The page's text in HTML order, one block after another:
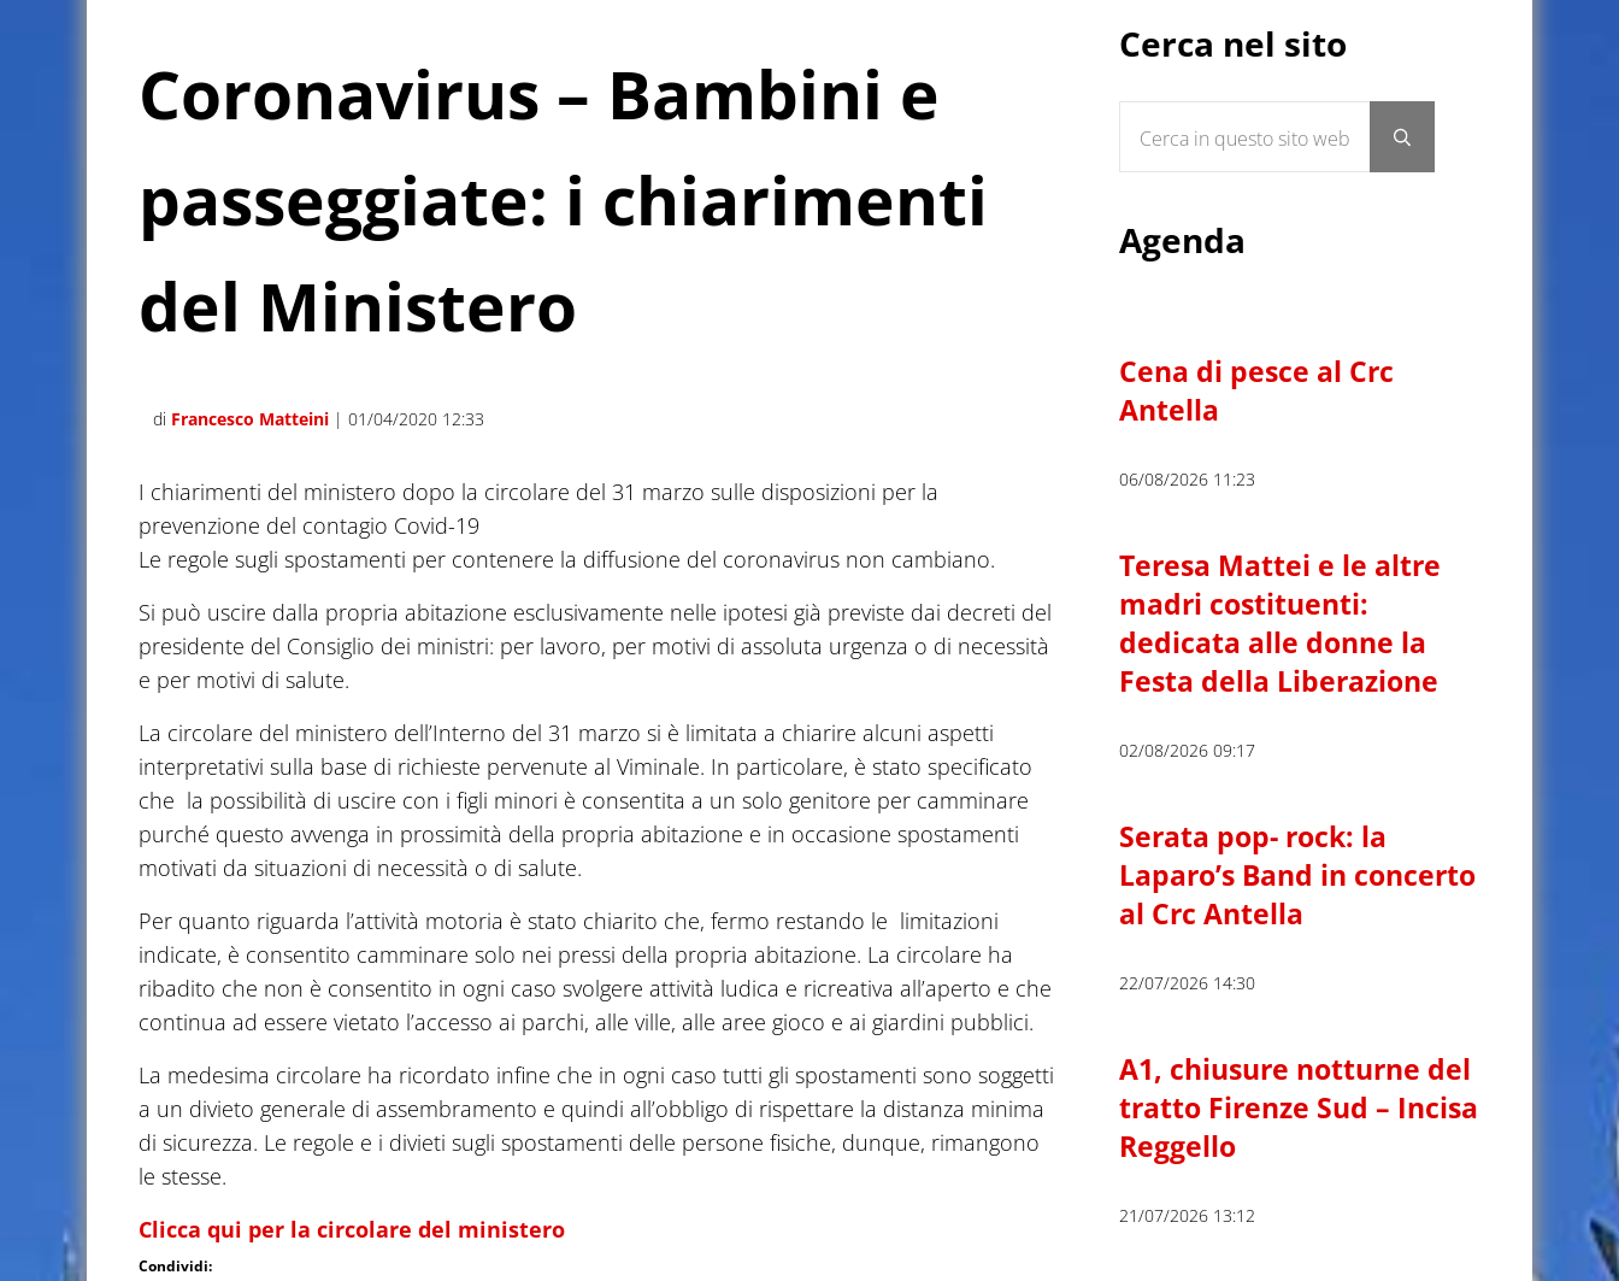
Coronavirus – Bambini e
passeggiate: i chiarimenti
del Ministero
di Francesco Matteini | 01/04/2020 12:33
I chiarimenti del ministero dopo la circolare del 31 marzo sulle disposizioni per la
prevenzione del contagio Covid-19
Le regole sugli spostamenti per contenere la diffusione del coronavirus non cambiano.
Si può uscire dalla propria abitazione esclusivamente nelle ipotesi già previste dai decreti del
presidente del Consiglio dei ministri: per lavoro, per motivi di assoluta urgenza o di necessità
e per motivi di salute.
La circolare del ministero dell’Interno del 31 marzo si è limitata a chiarire alcuni aspetti
interpretativi sulla base di richieste pervenute al Viminale. In particolare, è stato specificato
che la possibilità di uscire con i figli minori è consentita a un solo genitore per camminare
purché questo avvenga in prossimità della propria abitazione e in occasione spostamenti
motivati da situazioni di necessità o di salute.
Per quanto riguarda l’attività motoria è stato chiarito che, fermo restando le limitazioni
indicate, è consentito camminare solo nei pressi della propria abitazione. La circolare ha
ribadito che non è consentito in ogni caso svolgere attività ludica e ricreativa all’aperto e che
continua ad essere vietato l’accesso ai parchi, alle ville, alle aree gioco e ai giardini pubblici.
La medesima circolare ha ricordato infine che in ogni caso tutti gli spostamenti sono soggetti
a un divieto generale di assembramento e quindi all’obbligo di rispettare la distanza minima
di sicurezza. Le regole e i divieti sugli spostamenti delle persone fisiche, dunque, rimangono
le stesse.
Clicca qui per la circolare del ministero
Condividi:
Cerca nel sito
Submit search
Agenda
Cena di pesce al Crc
Antella
06/08/2026 11:23
Teresa Mattei e le altre
madri costituenti:
dedicata alle donne la
Festa della Liberazione
02/08/2026 09:17
Serata pop- rock: la
Laparo’s Band in concerto
al Crc Antella
22/07/2026 14:30
A1, chiusure notturne del
tratto Firenze Sud – Incisa
Reggello
21/07/2026 13:12